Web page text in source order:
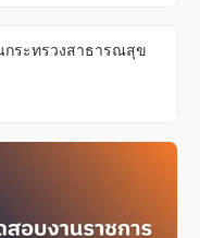
กระทรวงสาธารณสุข